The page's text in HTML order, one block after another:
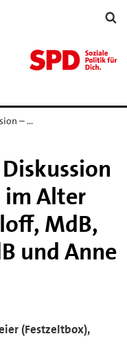
– …
im Alter
MdB,
und Anne
(Festzeltbox),